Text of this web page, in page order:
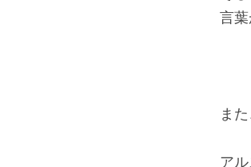
言
また
ア